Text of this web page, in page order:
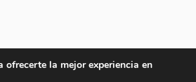
ofrecerte la mejor experiencia en